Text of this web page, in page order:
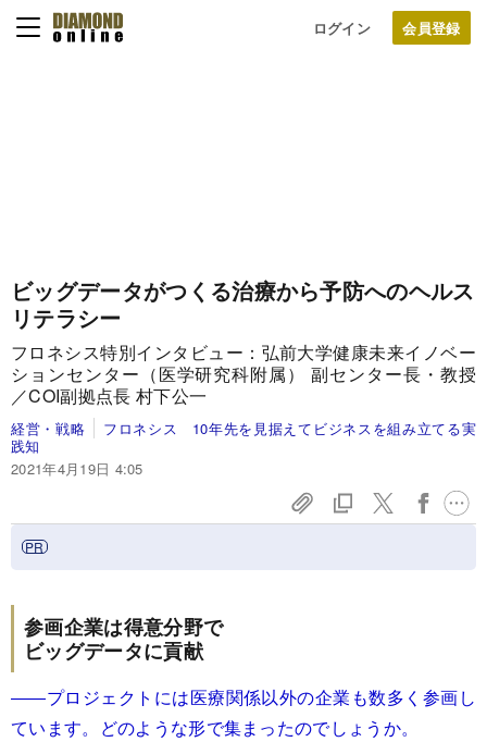
ログイン
ビッグデータがつくる治療から予防へのヘルス
リテラシー
フロネシス特別インタビュー：弘前大学健康未来イノベー
ションセンター（医学研究科附属） 副センター長・教授
／COI副拠点長 村下公一
経営・戦略
フロネシス 10年先を見据えてビジネスを組み立てる実
践知
2021年4月19日 4:05
参画企業は得意分野で
ビッグデータに貢献
――プロジェクトには医療関係以外の企業も数多く参画し
ています。どのような形で集まったのでしょうか。